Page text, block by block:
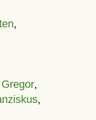
,
,
,